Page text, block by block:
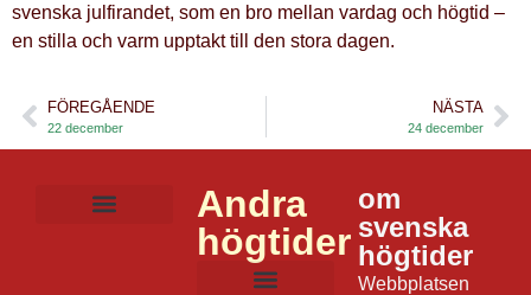
svenska julfirandet, som en bro mellan vardag och högtid –
en stilla och varm upptakt till den stora dagen.
FÖREGÅENDE
22 december
NÄSTA
24 december
Andra
högtider
om
svenska
högtider
Webbplatsen